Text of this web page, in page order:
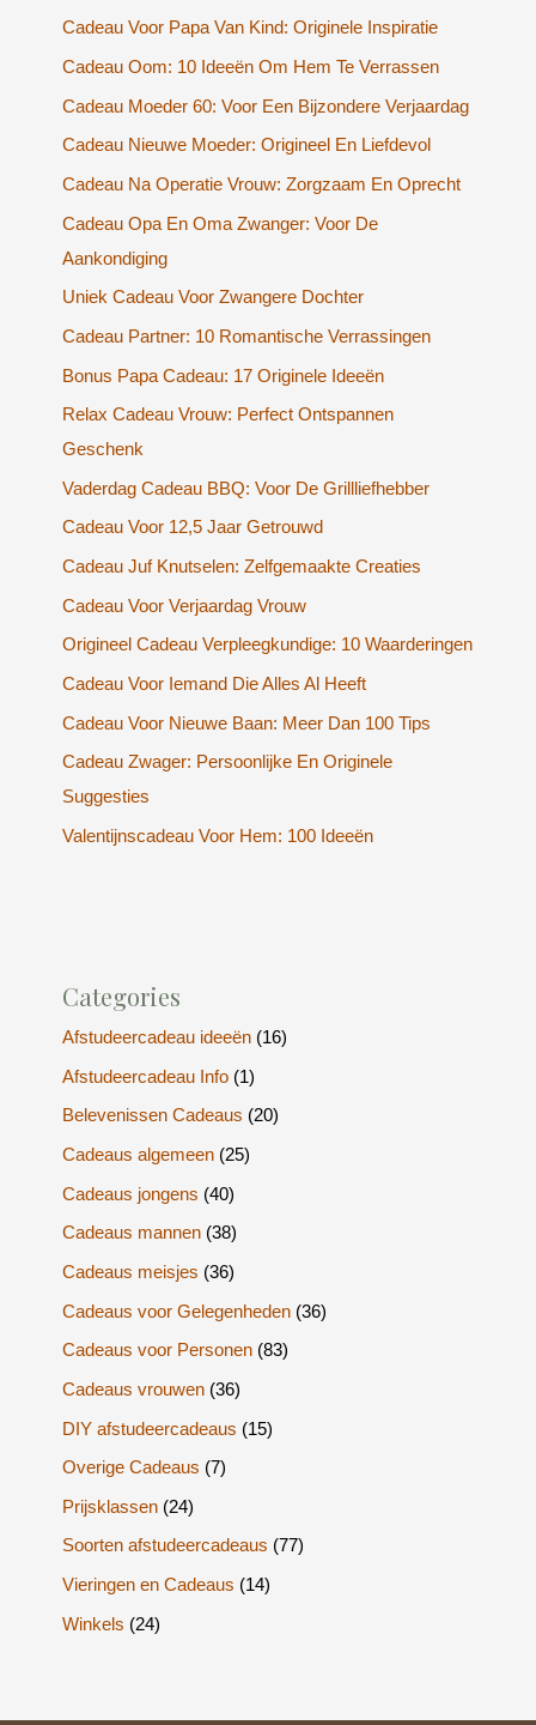
Cadeau Voor Papa Van Kind: Originele Inspiratie
Cadeau Oom: 10 Ideeën Om Hem Te Verrassen
Cadeau Moeder 60: Voor Een Bijzondere Verjaardag
Cadeau Nieuwe Moeder: Origineel En Liefdevol
Cadeau Na Operatie Vrouw: Zorgzaam En Oprecht
Cadeau Opa En Oma Zwanger: Voor De
Aankondiging
Uniek Cadeau Voor Zwangere Dochter
Cadeau Partner: 10 Romantische Verrassingen
Bonus Papa Cadeau: 17 Originele Ideeën
Relax Cadeau Vrouw: Perfect Ontspannen
Geschenk
Vaderdag Cadeau BBQ: Voor De Grillliefhebber
Cadeau Voor 12,5 Jaar Getrouwd
Cadeau Juf Knutselen: Zelfgemaakte Creaties
Cadeau Voor Verjaardag Vrouw
Origineel Cadeau Verpleegkundige: 10 Waarderingen
Cadeau Voor Iemand Die Alles Al Heeft
Cadeau Voor Nieuwe Baan: Meer Dan 100 Tips
Cadeau Zwager: Persoonlijke En Originele
Suggesties
Valentijnscadeau Voor Hem: 100 Ideeën
Categories
Afstudeercadeau ideeën (16)
Afstudeercadeau Info (1)
Belevenissen Cadeaus (20)
Cadeaus algemeen (25)
Cadeaus jongens (40)
Cadeaus mannen (38)
Cadeaus meisjes (36)
Cadeaus voor Gelegenheden (36)
Cadeaus voor Personen (83)
Cadeaus vrouwen (36)
DIY afstudeercadeaus (15)
Overige Cadeaus (7)
Prijsklassen (24)
Soorten afstudeercadeaus (77)
Vieringen en Cadeaus (14)
Winkels (24)